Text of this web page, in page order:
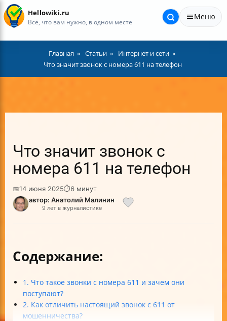
Hellowiki.ru
Всё, что вам нужно, в одном месте
Меню
Главная Статьи
Интернет и сети
Что значит звонок с номера 611 на телефон
Что значит звонок с
номера 611 на телефон
📅14 июня 2025⏱6 минут
автор: Анатолий Малинин
9 лет в журналистике
Содержание:
1. Что такое звонки с номера 611 и зачем они
поступают?
2. Как отличить настоящий звонок с 611 от
мошенничества?